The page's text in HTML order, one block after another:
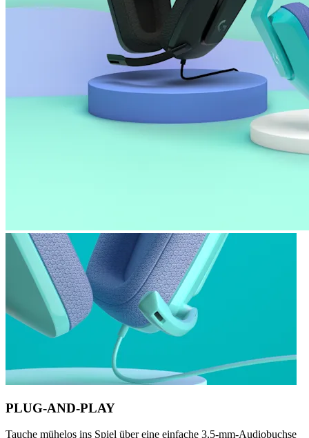
PLUG-AND-PLAY
Tauche mühelos ins Spiel über eine einfache 3,5-mm-Audiobuchse